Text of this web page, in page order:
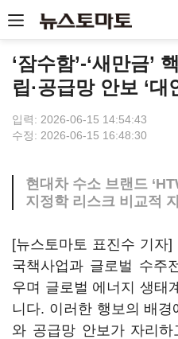
‘잠수함’-‘새만금’
립·공급망 안보 ‘대
입력: 2026-06-15 14:54:43
수정: 2026-06-15 16:48:30
현대차 수소 브랜드
지정학 리스크 비교적
[뉴스토마토 표진수 기자
국책사업과 글로벌 수주
우며 글로벌 에너지 생태
니다. 이러한 행보의 배경
와 공급망 안보가 자리